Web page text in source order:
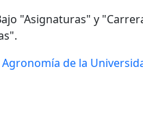
"Asignaturas" y
de la